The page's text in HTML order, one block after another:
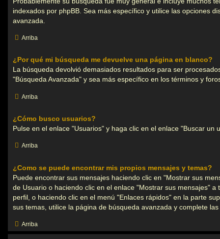
indexados por phpBB. Sea más específico y utilice las opciones
avanzada.
Arriba
¿Por qué mi búsqueda me devuelve una página en blanco?
La búsqueda devolvió demasiados resultados para ser
"Búsqueda Avanzada" y sea más específico en los términos y
Arriba
¿Cómo busco usuarios?
Pulse en el enlace "Usuarios" y haga clic en el enlace "Buscar un
Arriba
¿Como se puede encontrar mis propios mensajes y temas?
Puede encontrar sus mensajes haciendo clic en "Mostrar sus
de Usuario o haciendo clic en el enlace "Mostrar sus mensajes" a
perfil, o haciendo clic en el menú "Enlaces rápidos" en la parte
sus temas, utilice la página de búsqueda avanzada y complete
Arriba